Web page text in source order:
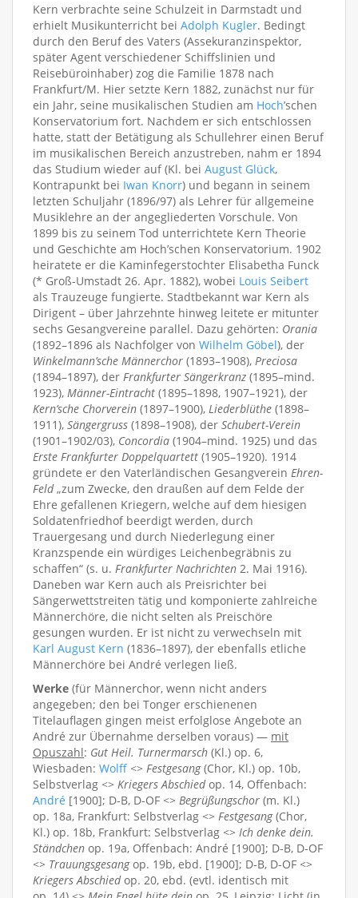
Kern verbrachte seine Schulzeit in Darmstadt und
erhielt Musikunterricht bei Adolph Kugler. Bedingt
durch den Beruf des Vaters (Assekuranzinspektor,
später Agent verschiedener Schiffslinien und
Reisebüroinhaber) zog die Familie 1878 nach
Frankfurt/M. Hier setzte Kern 1882, zunächst nur für
ein Jahr, seine musikalischen Studien am Hoch’schen
Konservatorium fort. Nachdem er sich entschlossen
hatte, statt der Betätigung als Schullehrer einen Beruf
im musikalischen Bereich anzustreben, nahm er 1894
das Studium wieder auf (Kl. bei August Glück,
Kontrapunkt bei Iwan Knorr) und begann in seinem
letzten Schuljahr (1896/97) als Lehrer für allgemeine
Musiklehre an der angegliederten Vorschule. Von
1899 bis zu seinem Tod unterrichtete Kern Theorie
und Geschichte am Hoch’schen Konservatorium. 1902
heiratete er die Kaminfegerstochter Elisabetha Funck
(* Groß-Umstadt 26. Apr. 1882), wobei Louis Seibert
als Trauzeuge fungierte. Stadtbekannt war Kern als
Dirigent – über Jahrzehnte hinweg leitete er mitunter
sechs Gesangvereine parallel. Dazu gehörten: Orania
(1892–1896 als Nachfolger von Wilhelm Göbel), der
Winkelmann’sche Männerchor (1893–1908), Preciosa
(1894–1897), der Frankfurter Sängerkranz (1895–mind.
1923), Männer-Eintracht (1895–1898, 1907–1921), der
Kern’sche Chorverein (1897–1900), Liederblüthe (1898–
1911), Sängergruss (1898–1908), der Schubert-Verein
(1901–1902/03), Concordia (1904–mind. 1925) und das
Erste Frankfurter Doppelquartett (1905–1920). 1914
gründete er den Vaterländischen Gesangverein Ehren-
Feld„zum Zwecke, den draußen auf dem Felde der
Ehre gefallenen Kriegern, welche auf dem hiesigen
Soldatenfriedhof beerdigt werden, durch
Trauergesang und durch Niederlegung einer
Kranzspende ein würdiges Leichenbegräbnis zu
schaffen“ (s. u. Frankfurter Nachrichten 2. Mai 1916).
Daneben war Kern auch als Preisrichter bei
Sängerwettstreiten tätig und komponierte zahlreiche
Männerchöre, die nicht selten als Preischöre
gesungen wurden. Er ist nicht zu verwechseln mit
Karl August Kern (1836–1897), der ebenfalls etliche
Männerchöre bei André verlegen ließ.
Werke (für Männerchor, wenn nicht anders
angegeben; den bei Tonger erschienenen
Titelauflagen gingen meist erfolglose Angebote an
André zur Übernahme derselben voraus) — mit
Opuszahl: Gut Heil. Turnermarsch (Kl.) op. 6,
Wiesbaden: Wolff <> Festgesang(Chor, Kl.) op. 10b,
Selbstverlag <> Kriegers Abschiedop. 14, Offenbach:
André [1900]; D-B, D-OF <> Begrüßungschor (m. Kl.)
op. 18a, Frankfurt: Selbstverlag <> Festgesang(Chor,
Kl.) op. 18b, Frankfurt: Selbstverlag <> Ich denke dein.
Ständchen op. 19a, Offenbach: André [1900]; D-B, D-OF
<> Trauungsgesangop. 19b, ebd. [1900]; D-B, D-OF <>
Kriegers Abschiedop. 20, ebd. (evtl. identisch mit